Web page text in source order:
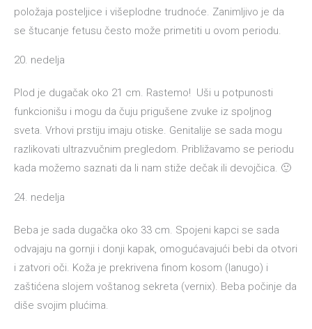
položaja posteljice i višeplodne trudnoće. Zanimljivo je da
se štucanje fetusu često može primetiti u ovom periodu.
20. nedelja
Plod je dugačak oko 21 cm. Rastemo! Uši u potpunosti
funkcionišu i mogu da čuju prigušene zvuke iz spoljnog
sveta. Vrhovi prstiju imaju otiske. Genitalije se sada mogu
razlikovati ultrazvučnim pregledom. Približavamo se periodu
kada možemo saznati da li nam stiže dečak ili devojčica. 🙂
24. nedelja
Beba je sada dugačka oko 33 cm. Spojeni kapci se sada
odvajaju na gornji i donji kapak, omogućavajući bebi da otvori
i zatvori oči. Koža je prekrivena finom kosom (lanugo) i
zaštićena slojem voštanog sekreta (vernix). Beba počinje da
diše svojim plućima.